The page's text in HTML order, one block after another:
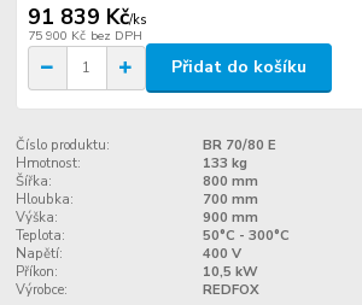
91 839 Kč/ks
75 900 Kč bez DPH
Přidat do košíku
Číslo produktu:
BR 70/80 E
Hmotnost:
133 kg
Šířka:
800 mm
Hloubka:
700 mm
Výška:
900 mm
Teplota:
50°C - 300°C
Napětí:
400 V
Příkon:
10,5 kW
Výrobce:
REDFOX